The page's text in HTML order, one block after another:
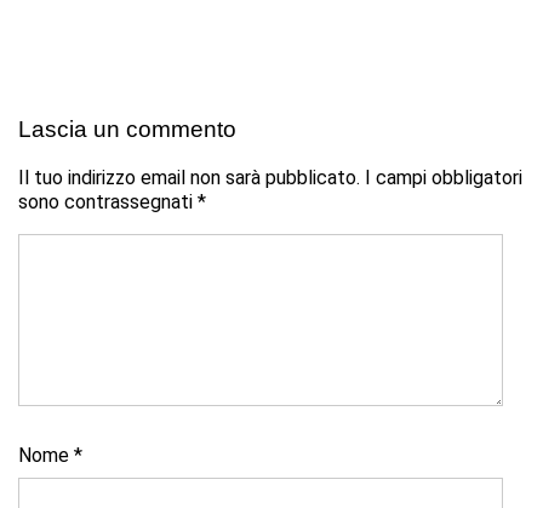
Lascia un commento
Il tuo indirizzo email non sarà pubblicato.
I campi obbligatori
sono contrassegnati *
Nome *